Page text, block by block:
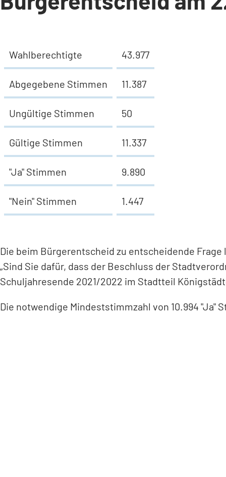
Wahlberechtigte 43.977
Abgegebene Stimmen 11.387
Ungültige Stimmen 50
Gültige Stimmen 11.337
"Ja" Stimmen 9.890
"Nein" Stimmen 1.447
Die beim Bürgerentscheid zu entscheidende
„Sind Sie dafür, dass der Beschluss der
Schuljahresende 2021/2022 im Stadtteil
Die notwendige Mindeststimmzahl von 10.994 "Ja"